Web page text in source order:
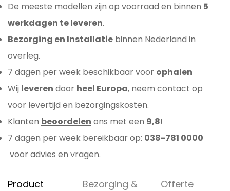
De meeste modellen zijn op voorraad en binnen 5
werkdagen te leveren.
Bezorging en Installatie binnen Nederland in
overleg.
7 dagen per week beschikbaar voor ophalen
Wij leveren door heel Europa, neem contact op
voor levertijd en bezorgingskosten.
Klanten beoordelen ons met een 9,8!
7 dagen per week bereikbaar op: 038-781 0000
voor advies en vragen.
Product
Bezorging &
Offerte